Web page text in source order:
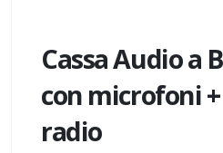
Cassa Audio a
con microfoni
radio